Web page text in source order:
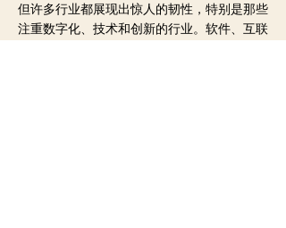
但许多行业都展现出惊人的韧性，特别是那些
注重数字化、技术和创新的行业。软件、互联